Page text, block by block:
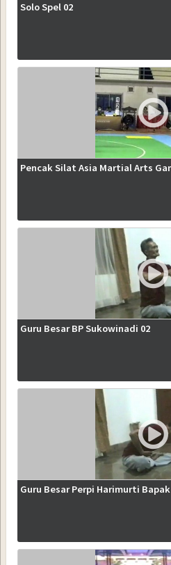
Solo Spel 02
Pencak Silat Asia Martial Arts
Guru Besar BP Sukowinadi 02
Guru Besar Perpi Harimurti